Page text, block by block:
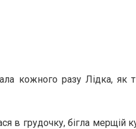
кожного разу Лідка, як
в грудочку, бігла мерщій